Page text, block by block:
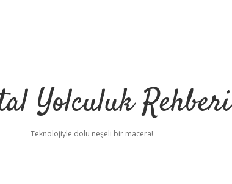
Yolculuk Rehberi
Teknolojiyle dolu neşeli bir macera!